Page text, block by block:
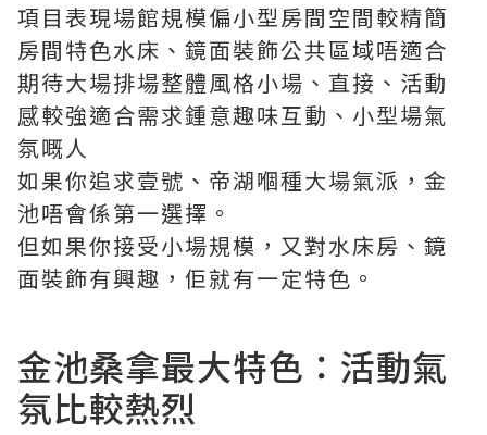
項目表現場館規模偏小型房間空間較精簡
房間特色水床、鏡面裝飾公共區域唔適合
期待大場排場整體風格小場、直接、活動
感較強適合需求鍾意趣味互動、小型場氣
氛嘅人
如果你追求壹號、帝湖嗰種大場氣派，金
池唔會係第一選擇。
但如果你接受小場規模，又對水床房、鏡
面裝飾有興趣，佢就有一定特色。
金池桑拿最大特色：活動氣
氛比較熱烈